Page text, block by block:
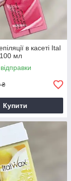
в касеті Ital
мл
₴
Купити